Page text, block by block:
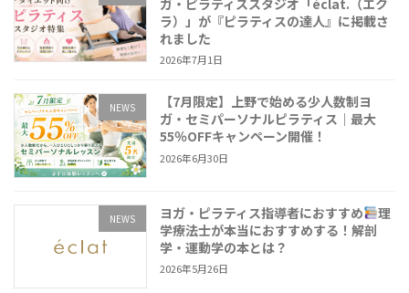
ラ）」が『ピラティスの達人』に掲載さ
れました
2026年7月1日
NEWS
【7月限定】上野で始める少人数制ヨ
ガ・セミパーソナルピラティス｜最大
55％OFFキャンペーン開催！
2026年6月30日
NEWS ヨガ・ピラティス指導者におすすめ
理
学療法士が本当におすすめする！解剖
学・運動学の本とは？
2026年5月26日